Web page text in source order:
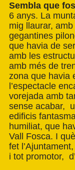
Sembla que
6 anys. La
mig llaurar,
gegantines
que havia de
amb les
amb més de
zona que havia
l’espectacle
vorejada amb
sense acabar,
edificis
humiliat, que
Vall Fosca. I
fet
i tot promotor,